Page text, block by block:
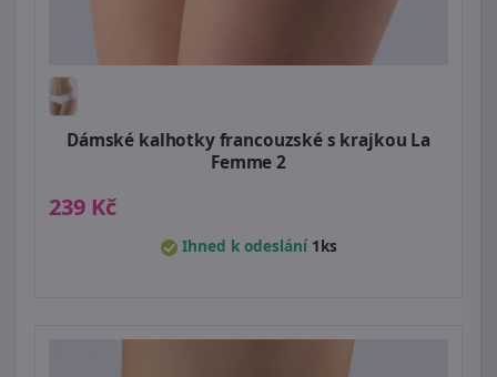
Dámské kalhotky francouzské s krajkou La
Femme 2
239 Kč
Ihned k odeslání 1ks